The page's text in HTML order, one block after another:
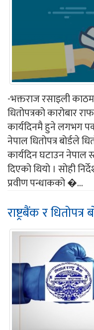
-भक्तराज रसाइली
धितोपत्रको कारोबार
कार्यदिनमै हुने लगभग
नेपाल धितोपत्र बोर्डले
कार्यदिन घटाउन नेपाल
दिएको थियो । सोही
प्रवीण पन्धाकको �...
राष्ट्रबैंक र धितोपत्र